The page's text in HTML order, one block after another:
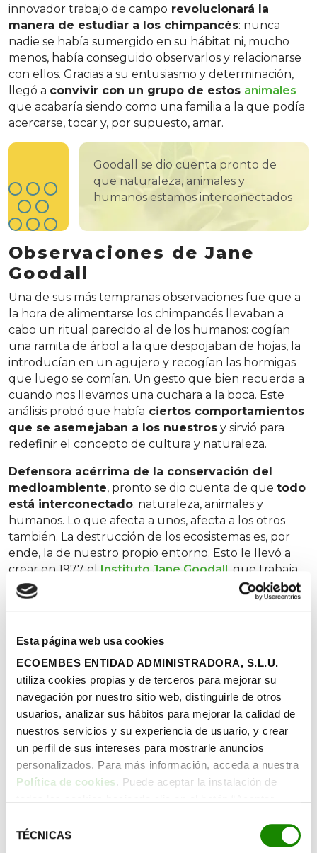
Esta página web usa cookies
ECOEMBES ENTIDAD ADMINISTRADORA, S.L.U.
utiliza cookies propias y de terceros para mejorar su
navegación por nuestro sitio web, distinguirle de otros
usuarios, analizar sus hábitos para mejorar la calidad de
nuestros servicios y su experiencia de usuario, y crear
un perfil de sus intereses para mostrarle anuncios
personalizados. Para más información, acceda a nuestra
Política de cookies. Puede aceptar la instalación de
botón “Configurar cookies”, o rechazar su instalación,
TÉCNICAS
innovador trabajo de campo revolucionará la
manera de estudiar a los chimpancés: nunca
nadie se había sumergido en su hábitat ni, mucho
menos, había conseguido observarlos y relacionarse
con ellos. Gracias a su entusiasmo y determinación,
llegó a convivir con un grupo de estos animales
que acabaría siendo como una familia a la que podía
acercarse, tocar y, por supuesto, amar.
Goodall se dio cuenta pronto de
que naturaleza, animales y
humanos estamos interconectados
Observaciones de Jane
Goodall
Una de sus más tempranas observaciones fue que a
la hora de alimentarse los chimpancés llevaban a
cabo un ritual parecido al de los humanos: cogían
una ramita de árbol a la que despojaban de hojas, la
introducían en un agujero y recogían las hormigas
que luego se comían. Un gesto que bien recuerda a
cuando nos llevamos una cuchara a la boca. Este
análisis probó que había ciertos comportamientos
que se asemejaban a los nuestros y sirvió para
redefinir el concepto de cultura y naturaleza.
Defensora acérrima de la conservación del
medioambiente, pronto se dio cuenta de que todo
está interconectado: naturaleza, animales y
humanos. Lo que afecta a unos, afecta a los otros
también. La destrucción de los ecosistemas es, por
ende, la de nuestro propio entorno. Esto le llevó a
crear en 1977 el Instituto Jane Goodall que trabaja
para preservar no solo a los chimpancés, sino los
ecosistemas en general, investigando y analizando la
podemos aprender de ella y la necesidad de cambiar
de paradigma cultural para construir un mundo
basado en el respeto y la conexión con el medio
natural.
También tardó poco en concluir larelación directa
que existe entre conservación y pobreza : cuando
eres pobre,explica la primatóloga, puedes llegar a
talar los árboles de tu entorno para conseguir un
poco más de tierra cultivable. Tu único objetivo es
plantar alimentos que te permitan sobrevivir.
creciente pobreza y desigualdad
que hay en el